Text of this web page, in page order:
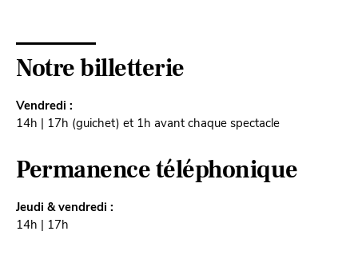
Notre billetterie
Vendredi :
14h | 17h (guichet) et 1h avant chaque spectacle
Permanence téléphonique
Jeudi & vendredi :
14h | 17h